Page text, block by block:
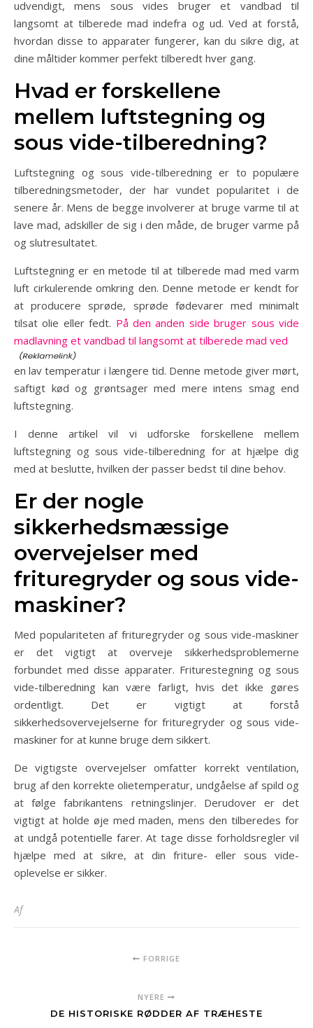
udvendigt, mens sous vides bruger et vandbad til
langsomt at tilberede mad indefra og ud. Ved at forstå,
hvordan disse to apparater fungerer, kan du sikre dig, at
dine måltider kommer perfekt tilberedt hver gang.
Hvad er forskellene
mellem luftstegning og
sous vide-tilberedning?
Luftstegning og sous vide-tilberedning er to populære
tilberedningsmetoder, der har vundet popularitet i de
senere år. Mens de begge involverer at bruge varme til at
lave mad, adskiller de sig i den måde, de bruger varme på
og slutresultatet.
Luftstegning er en metode til at tilberede mad med varm
luft cirkulerende omkring den. Denne metode er kendt for
at producere sprøde, sprøde fødevarer med minimalt
tilsat olie eller fedt. På den anden side bruger sous vide
madlavning et vandbad til langsomt at tilberede mad ved
en lav temperatur i længere tid. Denne metode giver mørt,
saftigt kød og grøntsager med mere intens smag end
luftstegning.
I denne artikel vil vi udforske forskellene mellem
luftstegning og sous vide-tilberedning for at hjælpe dig
med at beslutte, hvilken der passer bedst til dine behov.
Er der nogle
sikkerhedsmæssige
overvejelser med
frituregryder og sous vide-
maskiner?
Med populariteten af frituregryder og sous vide-maskiner
er det vigtigt at overveje sikkerhedsproblemerne
forbundet med disse apparater. Friturestegning og sous
vide-tilberedning kan være farligt, hvis det ikke gøres
ordentligt. Det er vigtigt at forstå
sikkerhedsovervejelserne for frituregryder og sous vide-
maskiner for at kunne bruge dem sikkert.
De vigtigste overvejelser omfatter korrekt ventilation,
brug af den korrekte olietemperatur, undgåelse af spild og
at følge fabrikantens retningslinjer. Derudover er det
vigtigt at holde øje med maden, mens den tilberedes for
at undgå potentielle farer. At tage disse forholdsregler vil
hjælpe med at sikre, at din friture- eller sous vide-
oplevelse er sikker.
Af
FORRIGE
NYERE
DE HISTORISKE RØDDER AF TRÆHESTE